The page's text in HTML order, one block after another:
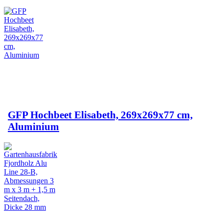
GFP Hochbeet Elisabeth, 269x269x77 cm,
Aluminium